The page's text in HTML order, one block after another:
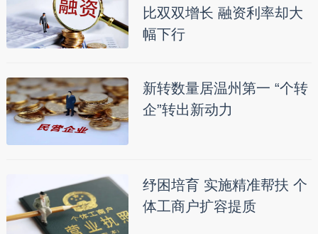
比双双增长 融资利率却大
幅下行
新转数量居温州第一 “个转
企”转出新动力
纾困培育 实施精准帮扶 个
体工商户扩容提质